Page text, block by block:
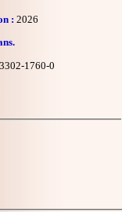
: 2026
1760-0